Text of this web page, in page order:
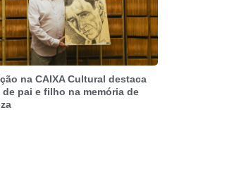
na CAIXA Cultural destaca
de pai e filho na memória de